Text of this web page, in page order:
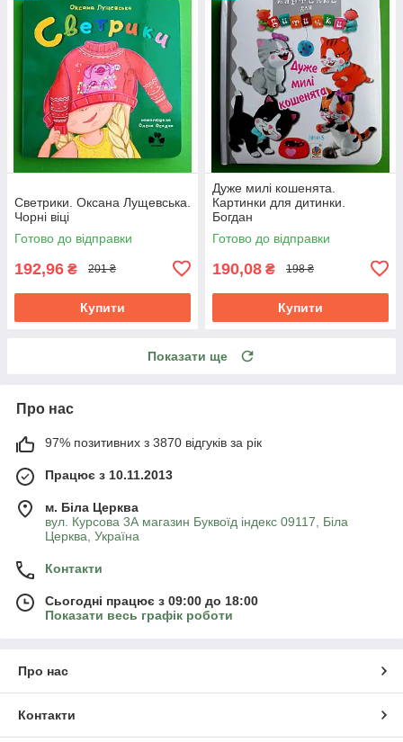
Светрики. Оксана Лущевська.
Чорні віці
Готово до відправки
192,96 ₴ 201 ₴
Купити
Дуже милі кошенята.
Картинки для дитинки.
Богдан
Готово до відправки
190,08 ₴ 198 ₴
Купити
Показати ще
Про нас
97% позитивних з 3870 відгуків за рік
Працює з 10.11.2013
м. Біла Церква
вул. Курсова 3А магазин Буквоїд індекс 09117, Біла
Церква, Україна
Контакти
Сьогодні працює з 09:00 до 18:00
Показати весь графік роботи
Про нас
Контакти